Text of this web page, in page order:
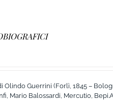
Guerrini (Forlì, 1845 –
Mario Balossardi, Mercutio,